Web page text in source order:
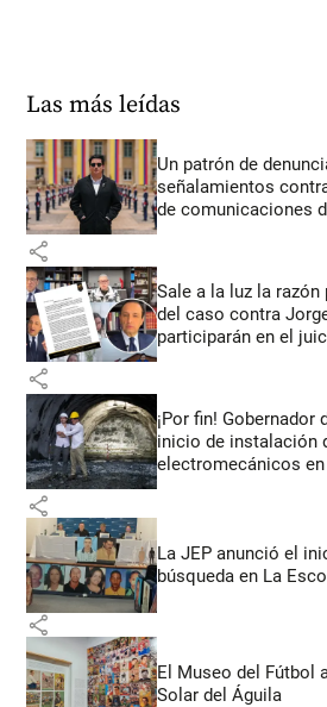
Las más leídas
Un patrón de
señalamientos
de comunicaciones
share
Sale a la luz la
del caso contra
participarán en el
share
¡Por fin! Gobernador
inicio de instalación
electromecánicos en
share
La JEP anunció el
búsqueda en La
share
El Museo del Fútbol
Solar del Águila